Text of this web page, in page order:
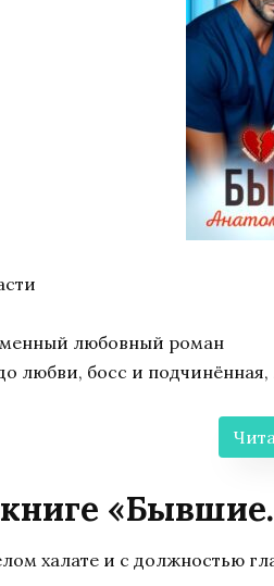
любовный роман
любви, босс и
халате и с должностью